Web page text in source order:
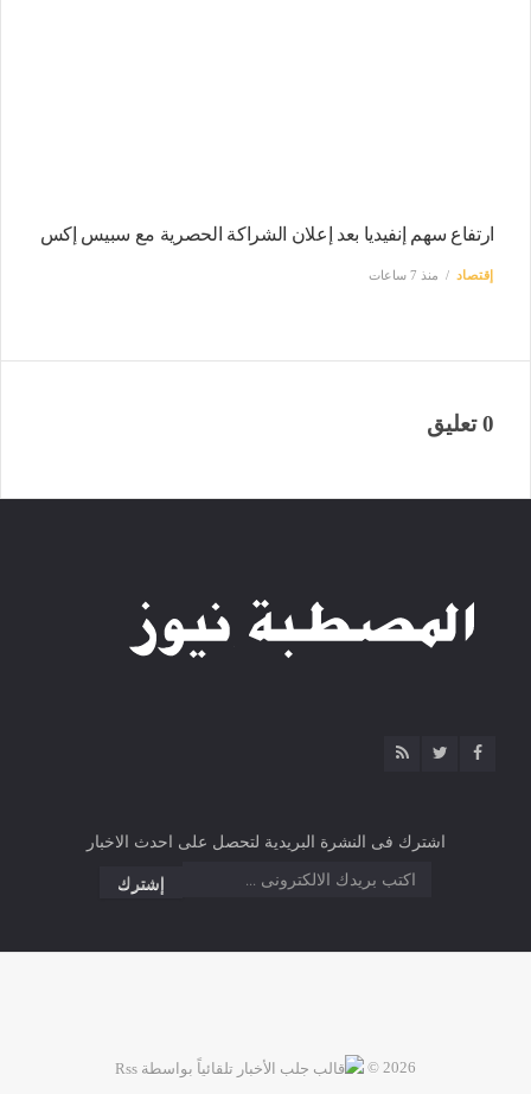
ارتفاع سهم إنفيديا بعد إعلان الشراكة الحصرية مع سبيس إكس
إقتصاد منذ 7 ساعات
0 تعليق
اشترك فى النشرة البريدية لتحصل على احدث الاخبار
2026 ©